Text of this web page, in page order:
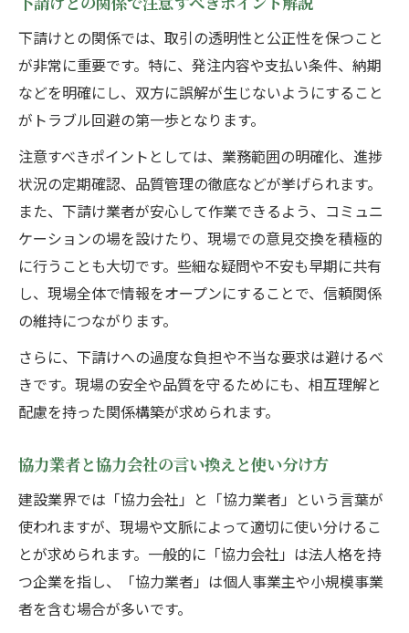
下請けとの関係では、取引の透明性と公正性を保つこと
が非常に重要です。特に、発注内容や支払い条件、納期
などを明確にし、双方に誤解が生じないようにすること
がトラブル回避の第一歩となります。
注意すべきポイントとしては、業務範囲の明確化、進捗
状況の定期確認、品質管理の徹底などが挙げられます。
また、下請け業者が安心して作業できるよう、コミュニ
ケーションの場を設けたり、現場での意見交換を積極的
に行うことも大切です。些細な疑問や不安も早期に共有
し、現場全体で情報をオープンにすることで、信頼関係
の維持につながります。
さらに、下請けへの過度な負担や不当な要求は避けるべ
きです。現場の安全や品質を守るためにも、相互理解と
配慮を持った関係構築が求められます。
協力業者と協力会社の言い換えと使い分け方
建設業界では「協力会社」と「協力業者」という言葉が
使われますが、現場や文脈によって適切に使い分けるこ
とが求められます。一般的に「協力会社」は法人格を持
つ企業を指し、「協力業者」は個人事業主や小規模事業
者を含む場合が多いです。